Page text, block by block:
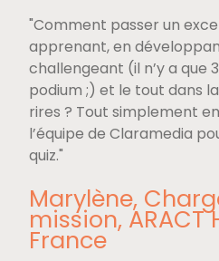
"Comment passer un
apprenant, en
challengeant (il n’y a que
podium ;) et le tout dans
rires ? Tout simplement
l’équipe de Claramedia
quiz."
Marylène,
mission, ARACT
France